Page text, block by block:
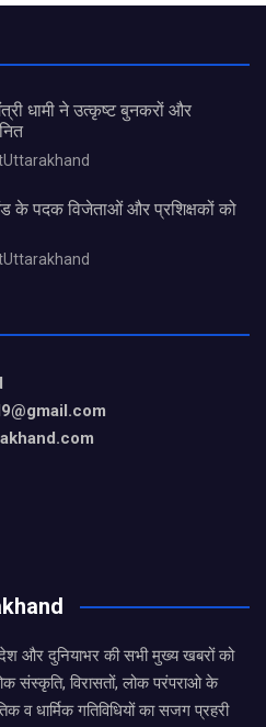
धामी ने उत्कृष्ट बुनकरों और
के पदक विजेताओं और प्रशिक्षकों को
@gmail.com
और दुनियाभर की सभी मुख्य खबरों को
संस्कृति, विरासतों, लोक परंपराओ के
व धार्मिक गतिविधियों का सजग प्रहरी